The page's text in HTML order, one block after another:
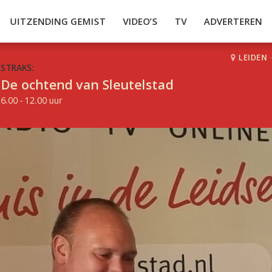
UITZENDING GEMIST VIDEO’S TV ADVERTEREN
STRAKS:
De ochtend van Sleutelstad
6.00 - 12.00 uur
LEIDEN ·